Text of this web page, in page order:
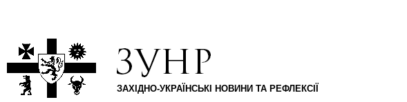
ЗАХІДНО-УКРАЇНСЬКІ НОВИНИ ТА РЕФЛЕКСІЇ